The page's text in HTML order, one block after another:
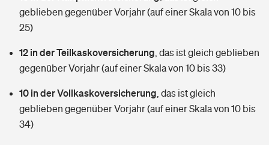
Wer versichert was: Jetzt Versicherer finden
Sie haben Fragen?
Mietkautionsversicherung
Restkreditversicherung
Tools
Kinderinvalidität
Hundehalter-Haftpflicht
Handyversicherung
Zur Übersicht
Tools
Wer versichert was: Jetzt Versicherer finden
geblieben gegenüber Vorjahr (auf einer Skala von 10 bis
25)
12 in der Teilkaskoversicherung das ist gleich geblieben
gegenüber Vorjahr (auf einer Skala von 10 bis 33)
10 in der Vollkaskoversicherung das ist gleich
geblieben gegenüber Vorjahr (auf einer Skala von 10 bis
34)